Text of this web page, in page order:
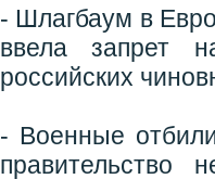
- Шлагбаум в
ввела запрет
российских
- Военные
правительство